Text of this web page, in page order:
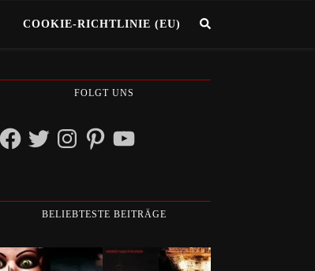
COOKIE-RICHTLINIE (EU)
FOLGT UNS
FacebookTwitterInstagramPinterestYouTube
BELIEBTESTE BEITRÄGE